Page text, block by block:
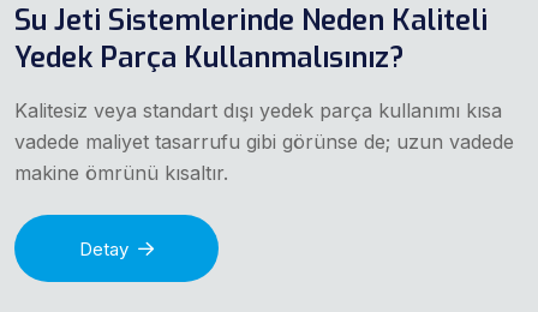
Su Jeti Sistemlerinde Neden Kaliteli
Yedek Parça Kullanmalısınız?
Kalitesiz veya standart dışı yedek parça kullanımı kısa
vadede maliyet tasarrufu gibi görünse de; uzun vadede
makine ömrünü kısaltır.
Detay